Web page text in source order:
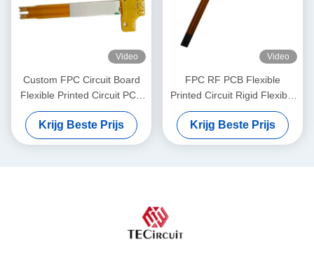
Video
Custom FPC Circuit Board
Flexible Printed Circuit PCB
Board Voor pacemaker
Krijg Beste Prijs
Video
FPC RF PCB Flexible
Printed Circuit Rigid Flexible
Board voor
verwarmingsspiraal
Krijg Beste Prijs